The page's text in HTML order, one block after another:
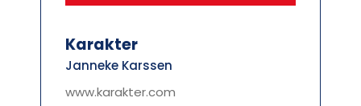
Karakter
Janneke Karssen
www.karakter.com